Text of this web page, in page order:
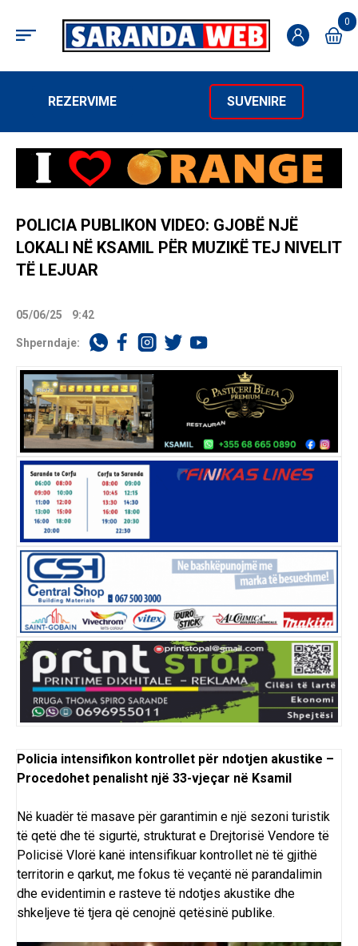
0
REZERVIME SUVENIRE
POLICIA PUBLIKON VIDEO: GJOBË NJË
LOKALI NË KSAMIL PËR MUZIKË TEJ NIVELIT
TË LEJUAR
05/06/25 9:42
Shperndaje:
Policia intensifikon kontrollet për ndotjen akustike –
Procedohet penalisht një 33-vjeçar në Ksamil
Në kuadër të masave për garantimin e një sezoni turistik
të qetë dhe të sigurtë, strukturat e Drejtorisë Vendore të
Policisë Vlorë kanë intensifikuar kontrollet në të gjithë
territorin e qarkut, me fokus të veçantë në parandalimin
dhe evidentimin e rasteve të ndotjes akustike dhe
shkeljeve të tjera që cenojnë qetësinë publike.